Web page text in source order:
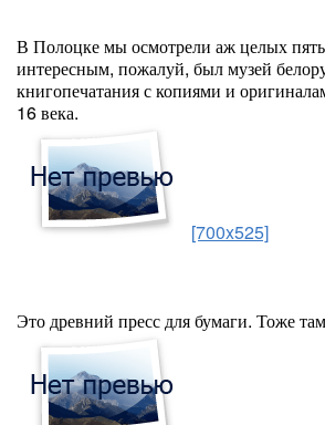
В Полоцке мы осмотрели аж целых
интересным, пожалуй, был музей
книгопечатания с копиями и
16 века.
[700x525]
Это древний пресс для бумаги. Тоже